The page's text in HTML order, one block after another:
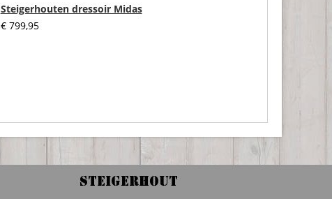
Steigerhouten dressoir Midas
€799,95
Steigerhout